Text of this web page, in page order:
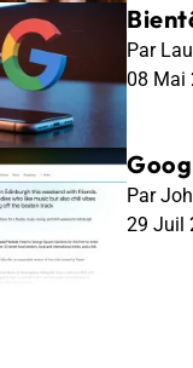
Par
08 Mai
Par
29 Juil